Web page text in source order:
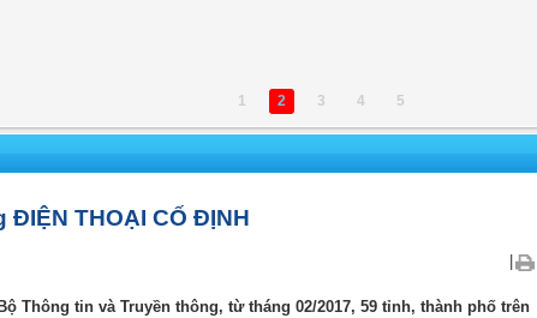
1 2 3 4 5
THOẠI CỐ ĐỊNH
Thông tin và Truyền thông, từ tháng 02/2017, 59 tỉnh, thành phố trên